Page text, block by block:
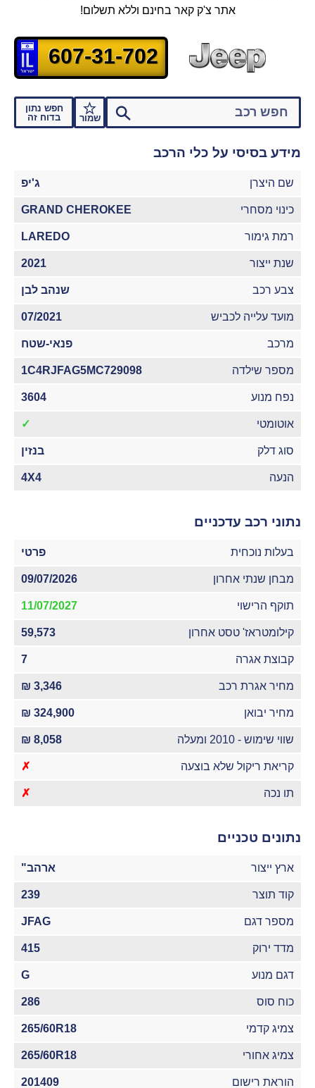
אתר צ'ק קאר בחינם וללא תשלום!
שמור
חפש נתון
בדוח זה
607-31-702
מידע בסיסי על כלי הרכב
שם היצרן ג'יפ
כינוי מסחרי GRAND CHEROKEE
רמת גימור LAREDO
שנת ייצור 2021
צבע רכב שנהב לבן
מועד עלייה לכביש 07/2021
מרכב פנאי-שטח
מספר שילדה 1C4RJFAG5MC729098
נפח מנוע 3604
אוטומטי ✓
סוג דלק בנזין
הנעה 4X4
נתוני רכב עדכניים
בעלות נוכחית פרטי
מבחן שנתי אחרון 09/07/2026
תוקף הרישוי 11/07/2027
קילומטראז' טסט אחרון 59,573
קבוצת אגרה 7
מחיר אגרת רכב 3,346 ₪
מחיר יבואן 324,900 ₪
שווי שימוש - 2010 ומעלה 8,058 ₪
קריאת ריקול שלא בוצעה ✗
תו נכה ✗
נתונים טכניים
ארץ ייצור ארהב"
קוד תוצר 239
מספר דגם JFAG
מדד ירוק 415
דגם מנוע G
כוח סוס 286
צמיג קדמי 265/60R18
צמיג אחורי 265/60R18
הוראת רישום 201409